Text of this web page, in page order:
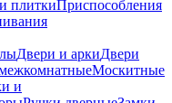
плиткиПриспособления
Двери и аркиДвери
Москитные
и